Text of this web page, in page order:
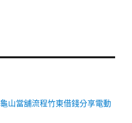
山當舖流程竹東借錢分享電動